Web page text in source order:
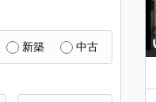
新築 中古